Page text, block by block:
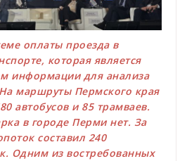
оплаты проезда в
которая является
информации для анализа
маршруты Пермского края
автобусов и 85 трамваев.
в городе Перми нет. За
составил 240
Одним из востребованных